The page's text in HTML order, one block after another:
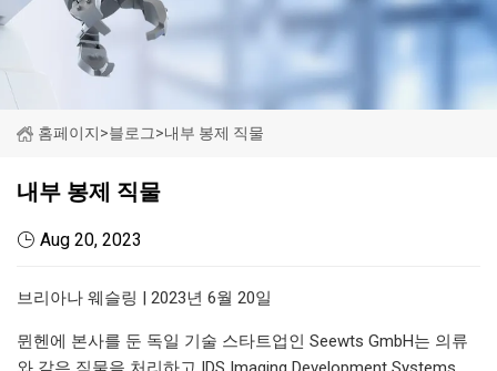
홈페이지>블로그>내부 봉제 직물
내부 봉제 직물
Aug 20, 2023
브리아나 웨슬링 | 2023년 6월 20일
뮌헨에 본사를 둔 독일 기술 스타트업인 Seewts GmbH는 의류